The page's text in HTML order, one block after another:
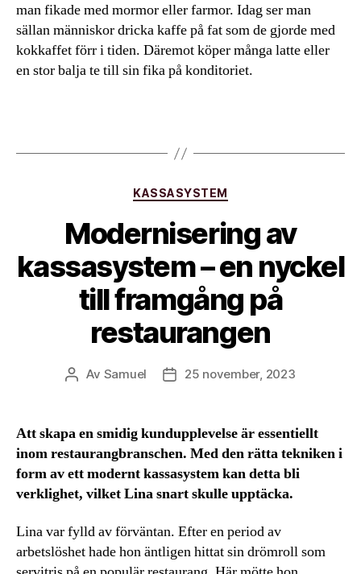
man fikade med mormor eller farmor. Idag ser man
sällan människor dricka kaffe på fat som de gjorde med
kokkaffet förr i tiden. Däremot köper många latte eller
en stor balja te till sin fika på konditoriet.
Kategorier
KASSASYSTEM
Modernisering av
kassasystem – en nyckel
till framgång på
restaurangen
Inläggsförfattare
Av Samuel Inläggsdatum
25 november, 2023
Att skapa en smidig kundupplevelse är essentiellt
inom restaurangbranschen. Med den rätta tekniken i
form av ett modernt kassasystem kan detta bli
verklighet, vilket Lina snart skulle upptäcka.
Lina var fylld av förväntan. Efter en period av
arbetslöshet hade hon äntligen hittat sin drömroll som